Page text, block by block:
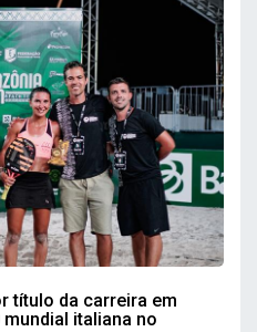
título da carreira em
italiana no